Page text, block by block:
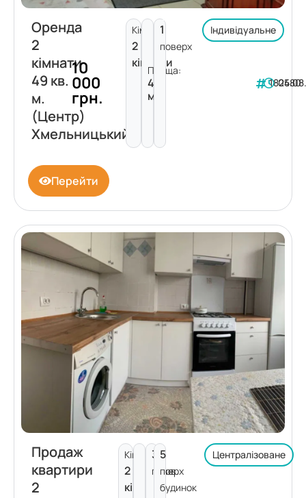
Оренда
2
кімнати
49 кв.
м.
(Центр)
Хмельницький
10
000
грн.
Кімнат:
2
кімнати
Площа:
49
м²
1
поверх
Індивідуальне
182480
Перейти
Продаж
квартири
2
Кімнат:
2
кімнати
3
поверх
5
пов.
будинок
Централізоване